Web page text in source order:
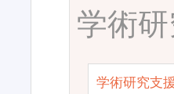
学術
学術研究支